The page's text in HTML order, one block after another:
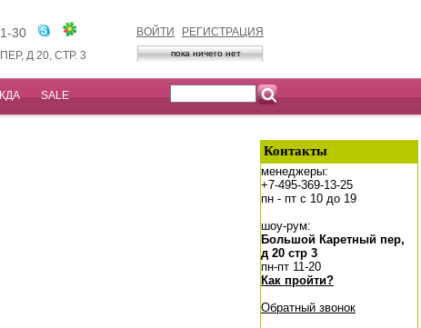
30 ВОЙТИ
РЕГИСТРАЦИЯ
Д 20, СТР. 3 пока ничего нет
SALE
Контакты
менеджеры:
+7-495-369-13-25
пн - пт с 10 до 19
шоу-рум:
Большой Каретный пер,
д 20 стр 3
пн-пт 11-20
Как пройти?
Обратный звонок